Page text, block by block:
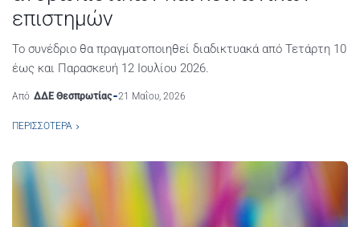
επιστημών
Το συνέδριο θα πραγματοποιηθεί διαδικτυακά από Τετάρτη 10
έως και Παρασκευή 12 Ιουλίου 2026.
Από ΔΔΕ Θεσπρωτίας 21 Μαΐου, 2026
ΠΕΡΙΣΣΌΤΕΡΑ